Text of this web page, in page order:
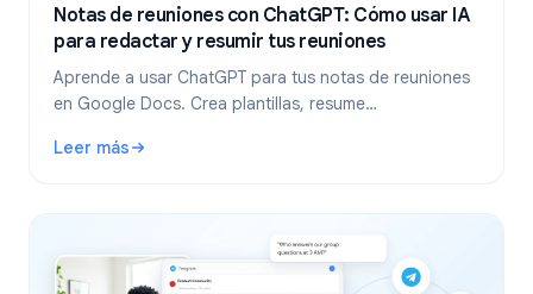
Notas de reuniones con ChatGPT: Cómo usar IA
para redactar y resumir tus reuniones
Aprende a usar ChatGPT para tus notas de reuniones
en Google Docs. Crea plantillas, resume
Workspace.
Leer más
: Notas de reuniones con ChatGPT: Cómo usar IA para